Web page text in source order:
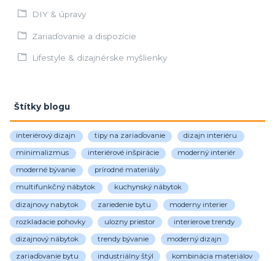
DIY & úpravy
Zariaďovanie a dispozície
Lifestyle & dizajnérske myšlienky
Štítky blogu
interiérový dizajn tipy na zariaďovanie dizajn interiéru
minimalizmus interiérové inšpirácie moderný interiér
moderné bývanie prírodné materiály
multifunkčný nábytok kuchynský nábytok
dizajnovy nabytok zariedenie bytu moderny interier
rozkladacie pohovky ulozny priestor interierove trendy
dizajnový nábytok trendy bývanie moderný dizajn
zariaďovanie bytu industriálny štýl kombinácia materiálov